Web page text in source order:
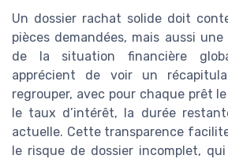
Un dossier rachat solide doit
pièces demandées, mais aussi
de la situation financière
apprécient de voir un
regrouper, avec pour chaque prêt
le taux d’intérêt, la durée
actuelle. Cette transparence
le risque de dossier incomplet,